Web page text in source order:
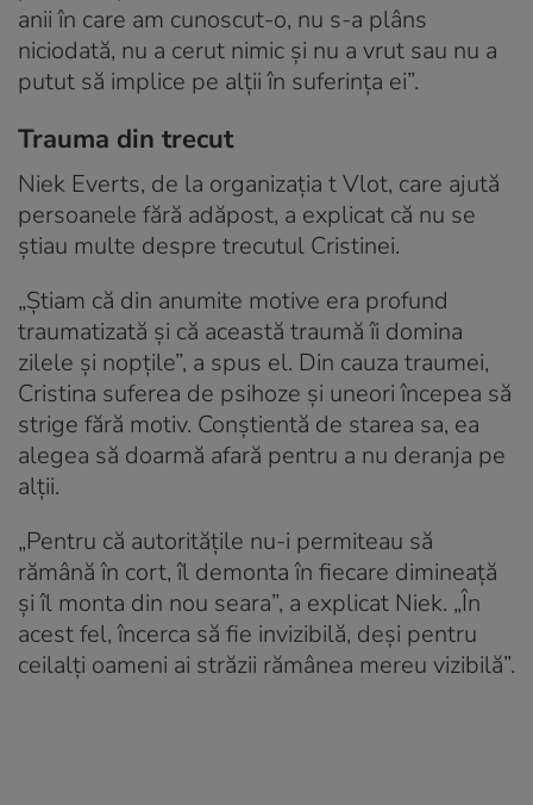
anii în care am cunoscut-o, nu s-a plâns
niciodată, nu a cerut nimic și nu a vrut sau nu a
putut să implice pe alții în suferința ei”.
Trauma din trecut
Niek Everts, de la organizația t Vlot, care ajută
persoanele fără adăpost, a explicat că nu se
știau multe despre trecutul Cristinei.
„Știam că din anumite motive era profund
traumatizată și că această traumă îi domina
zilele și nopțile”, a spus el. Din cauza traumei,
Cristina suferea de psihoze și uneori începea să
strige fără motiv. Conștientă de starea sa, ea
alegea să doarmă afară pentru a nu deranja pe
alții.
„Pentru că autoritățile nu-i permiteau să
rămână în cort, îl demonta în fiecare dimineață
și îl monta din nou seara”, a explicat Niek. „În
acest fel, încerca să fie invizibilă, deși pentru
ceilalți oameni ai străzii rămânea mereu vizibilă”.